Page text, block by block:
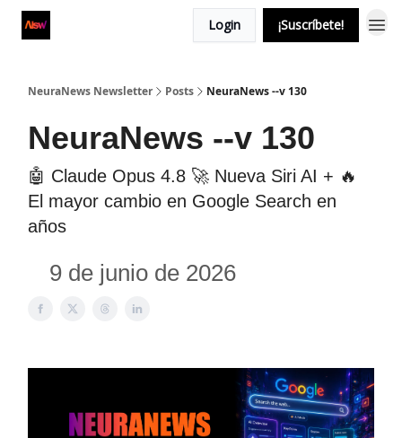
Login ¡Suscríbete!
NeuraNews Newsletter Posts NeuraNews --v 130
NeuraNews --v 130
🤖 Claude Opus 4.8 🚀 Nueva Siri AI + 🔥
El mayor cambio en Google Search en
años
9 de junio de 2026